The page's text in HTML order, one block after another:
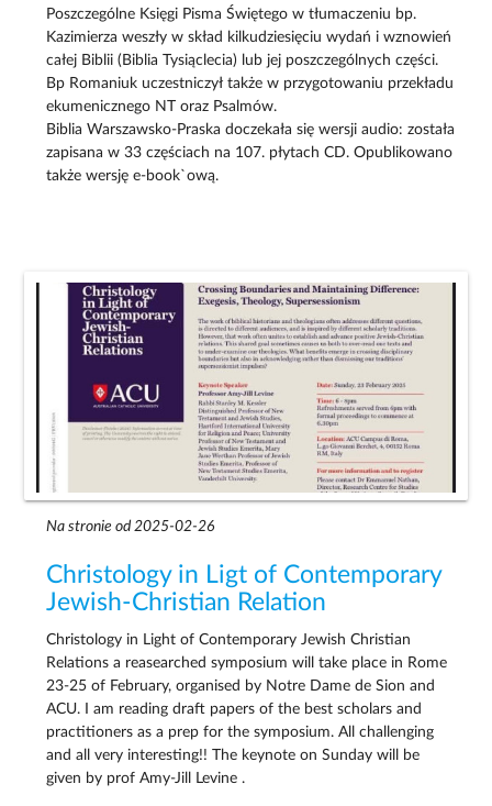
Poszczególne Księgi Pisma Świętego w tłumaczeniu bp.
Kazimierza weszły w skład kilkudziesięciu wydań i wznowień
całej Biblii (Biblia Tysiąclecia) lub jej poszczególnych części.
Bp Romaniuk uczestniczył także w przygotowaniu przekładu
ekumenicznego NT oraz Psalmów.
Biblia Warszawsko-Praska doczekała się wersji audio: została
zapisana w 33 częściach na 107. płytach CD. Opublikowano
także wersję e-book`ową.
Na stronie od 2025-02-26
Christology in Ligt of Contemporary
Jewish-Christian Relation
Christology in Light of Contemporary Jewish Christian
Relations a reasearched symposium will take place in Rome
23-25 of February, organised by Notre Dame de Sion and
ACU. I am reading draft papers of the best scholars and
practitioners as a prep for the symposium. All challenging
and all very interesting!! The keynote on Sunday will be
given by prof Amy-Jill Levine .